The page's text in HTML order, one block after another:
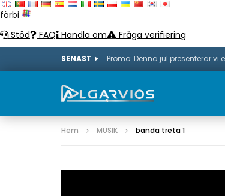
förbi
Stöd
FAQ Handla om Fråga verifiering
SENAST Promo: Denna jul presenterar vi
Hem MUSIK banda treta 1